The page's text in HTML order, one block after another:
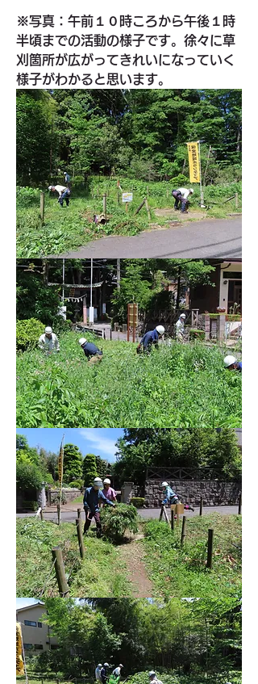
※写真：午前１０時ころから午後１時
半頃までの活動の様子です。徐々に草
刈箇所が広がってきれいになっていく
様子がわかると思います。